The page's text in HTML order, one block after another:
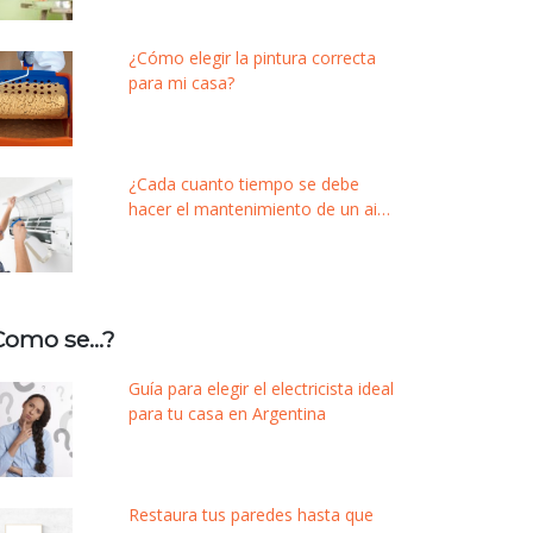
¿Cómo elegir la pintura correcta
para mi casa?
¿Cada cuanto tiempo se debe
hacer el mantenimiento de un aire
se…?
Guía para elegir el electricista ideal
para tu casa en Argentina
Restaura tus paredes hasta que